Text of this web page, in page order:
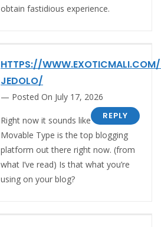
obtain fastidious experience.
HTTPS://
JEDOLO/
Posted On July 17, 2026
REPLY
Right now it sounds like
Movable Type is the top blogging
platform out there right now. (from
what I’ve read) Is that what you’re
using on your blog?